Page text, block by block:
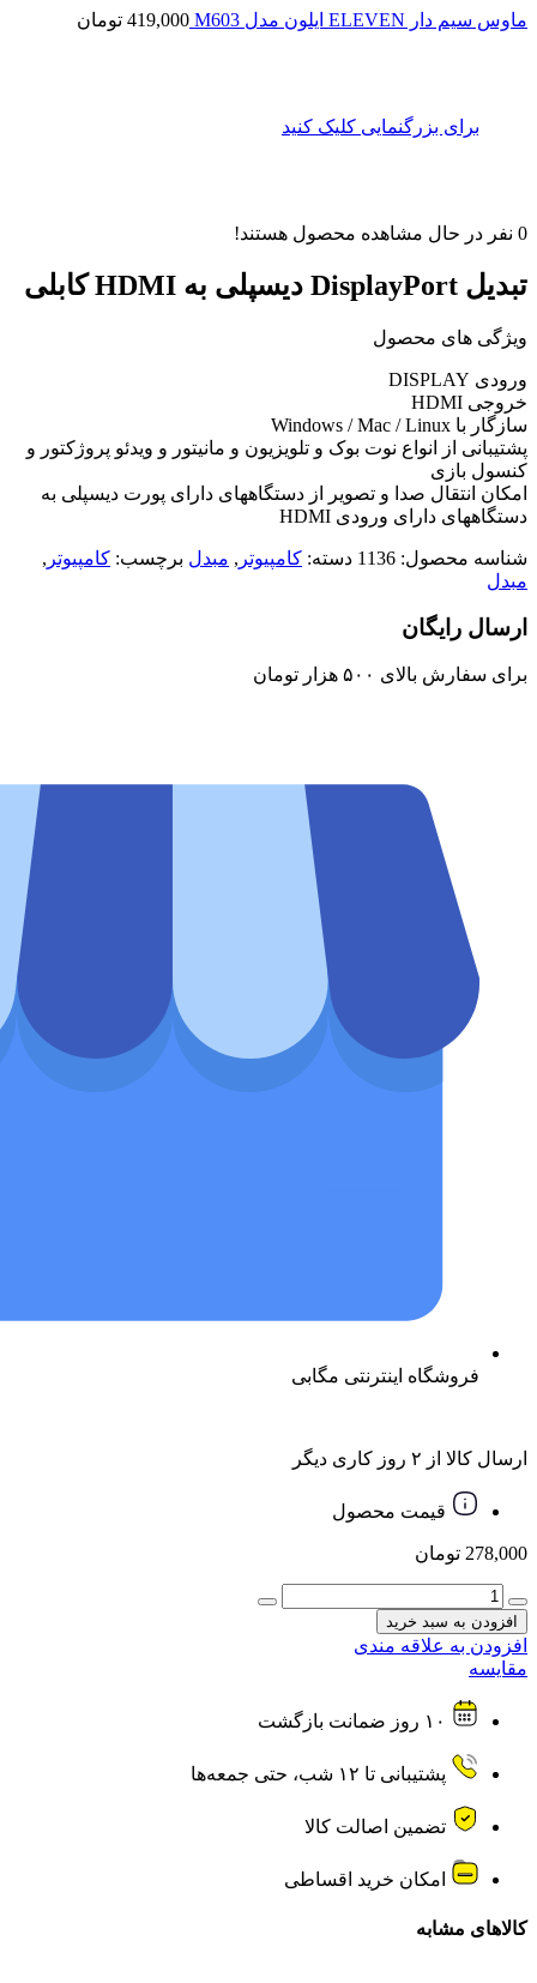
ماوس سیم دار ELEVEN ایلون مدل M603 419,000 تومان
برای بزرگنمایی کلیک کنید
0 نفر در حال مشاهده محصول هستند!
تبدیل DisplayPort دیسپلی به HDMI کابلی
ویژگی های محصول
ورودی DISPLAY
خروجی HDMI
سازگار با Windows / Mac / Linux
پشتیبانی از انواع نوت بوک و تلویزیون و مانیتور و ویدئو پروژکتور و
کنسول بازی
امکان انتقال صدا و تصویر از دستگاههای دارای پورت دیسپلی به
دستگاههای دارای ورودی HDMI
شناسه محصول: 1136 دسته: کامپیوتر , مبدل برچسب: کامپیوتر ,
مبدل
ارسال رایگان
برای سفارش‌ بالای ۵۰۰ هزار تومان
فروشگاه اینترنتی مگابی
ارسال کالا از ۲ روز کاری دیگر
قیمت محصول
278,000 تومان
تبدیل
DisplayPort
دیسپلی
به
HDMI
کابلی
عدد
افزودن به سبد خرید
افزودن به علاقه مندی
مقایسه
۱۰ روز ضمانت بازگشت
پشتیبانی تا ۱۲ شب، حتی جمعه‌ها
تضمین اصالت کالا
امکان خرید اقساطی
کالاهای مشابه